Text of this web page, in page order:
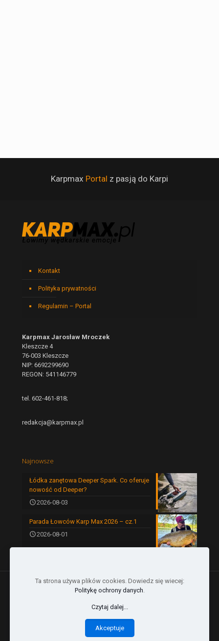
Karpmax Portal z pasją do Karpi
Kontakt
Polityka prywatności
Regulamin – Portal
Karpmax Jarosław Mroczek
Kleszcze 4
76-003 Kleszcze
NIP: 6692299690
REGON: 541146779
tel. 602-461-818;
redakcja@karpmax.pl
Najnowsze
Łódka zanętowa Deeper Spark. Co oferuje
nowość od Deeper?
2026-08-03
Parada Łowców Karp Max 2026 – cz.1
2026-08-01
Ta strona używa plików cookies. Dowiedz się wiecej:
Politykę ochrony danych.
Czytaj dalej...
Akceptuje